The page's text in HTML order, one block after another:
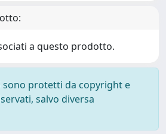
a questo prodotto.
sono protetti da copyright e
salvo diversa